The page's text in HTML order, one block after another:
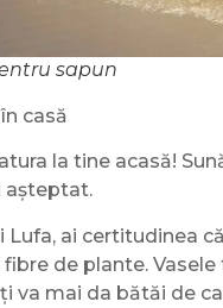
sapun
casă
la tine acasă!
așteptat.
Lufa, ai certitudinea
de plante.
va mai da bătăi de